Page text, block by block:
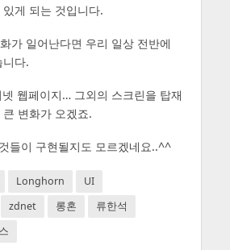
게 되는 것입니다.
가 일어난다면 우리 일상 전반에
다.
웹페이지… 그외의 스크린을 탑재
변화가 오겠죠.
들이 구현될지도 모르겠네요..^^
Longhorn
UI
zdnet 롱혼
류한석